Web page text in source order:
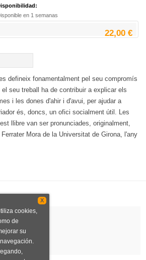
en 1 semanas
22,00 €
defineix fonamentalment pel seu compromís
seu treball ha de contribuir a explicar els
i les dones d'ahir i d'avui, per ajudar a
és, doncs, un ofici socialment útil. Les
llibre van ser pronunciades, originalment,
Mora de la Universitat de Girona, l'any
X
cookies,
de
su